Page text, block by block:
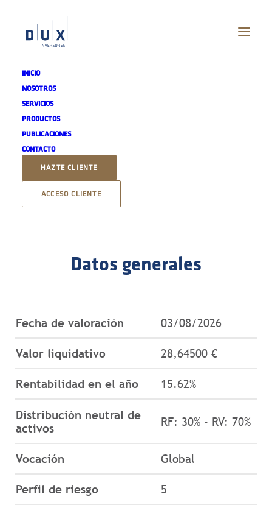
INICIO
NOSOTROS
SERVICIOS
PRODUCTOS
PUBLICACIONES
CONTACTO
HAZTE CLIENTE
ACCESO CLIENTE
INCOMETRIC FUND -
ABANDO TOTAL RETURN
CONTRATAR
Datos generales
Fecha de valoración 03/08/2026
Valor liquidativo 28,64500 €
Rentabilidad en el año 15.62%
Distribución neutral de
activos
RF: 30% - RV: 70%
Vocación Global
Perfil de riesgo 5